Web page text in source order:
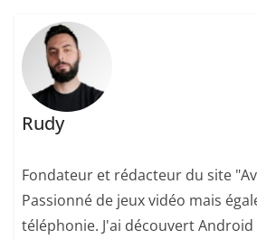
Rudy
Fondateur et rédacteur du site
Passionné de jeux vidéo mais
téléphonie. J'ai découvert Android